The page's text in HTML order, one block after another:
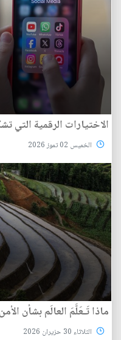
الاختيارات الرقمية التي
الخميس 02 تموز 2026
ماذا تَـعَلَّمَ العالَم بشأن
الثلاثاء 30 حزيران 2026